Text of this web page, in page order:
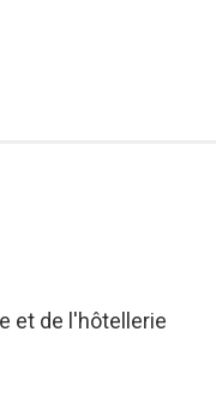
et de l'hôtellerie